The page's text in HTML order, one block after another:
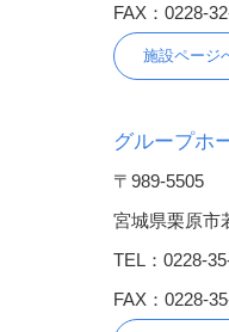
FAX：0228-
施設ページ
グループホ
〒989-5505
宮城県栗原市
TEL：0228-
FAX：0228-